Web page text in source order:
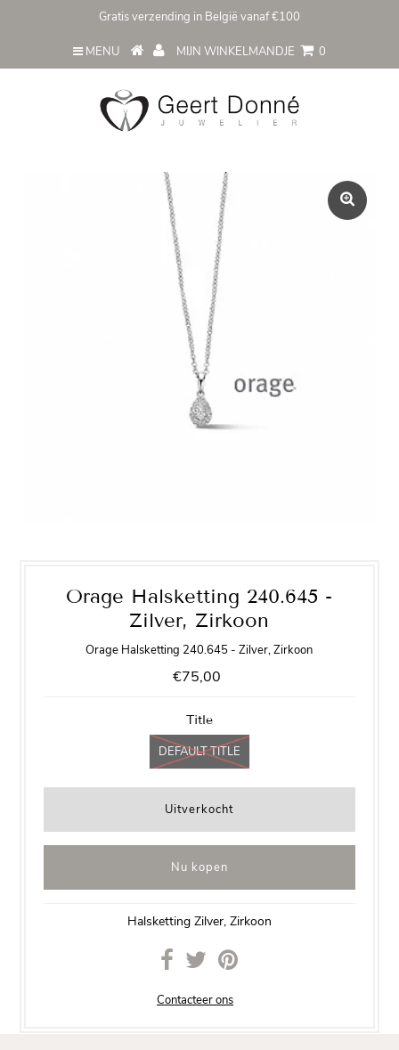
Gratis verzending in België vanaf €100
MENU MIJN WINKELMANDJE 0
Orage Halsketting 240.645 -
Zilver, Zirkoon
Orage Halsketting 240.645 - Zilver, Zirkoon
€75,00
Title
DEFAULT TITLE
Nu kopen
Halsketting Zilver, Zirkoon
Contacteer ons